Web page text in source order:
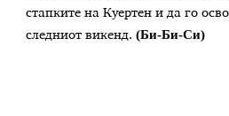
стапките на Куертен и да го
следниот викенд.(Би-Би-Си)